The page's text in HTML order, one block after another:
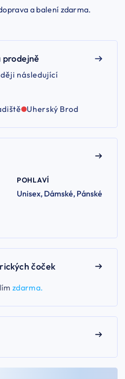
a balenízdarma.
prodejně
následující
Uherský Brod
POHLAVÍ
Unisex, Dámské, Pánské
čoček
zdarma.